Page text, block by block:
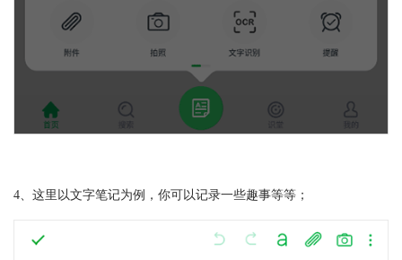
4、这里以文字笔记为例，你可以记录一些趣事等等；